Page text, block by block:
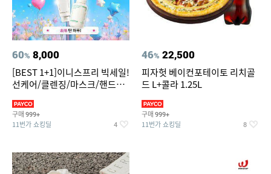
60% 8,000
[BEST 1+1]이니스프리 빅세일!
선케어/클렌징/마스크/핸드크
구매 999+
11번가 쇼킹딜 4
46% 22,500
피자헛 베이컨포테이토 리치골
드 L+콜라 1.25L
구매 999+
11번가 쇼킹딜 8